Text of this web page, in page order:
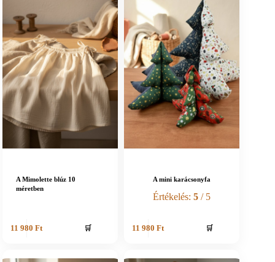
A Mimolette blúz 10
méretben
11 980Ft 🛒
A mini karácsonyfa
Értékelés:5 / 5
11 980Ft 🛒